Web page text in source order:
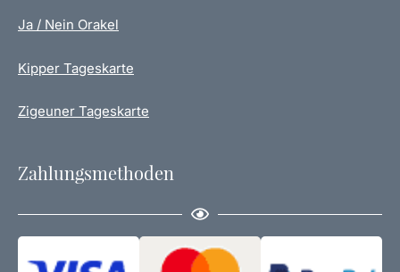
Ja / Nein Orakel
Kipper Tageskarte
Zigeuner Tageskarte
Zahlungsmethoden